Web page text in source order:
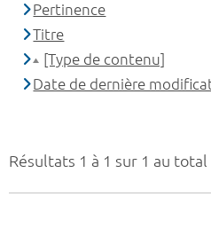
Résultats 1 à 1 sur 1 au total
Pertinence
Titre
[Type de contenu]
Date de dernière